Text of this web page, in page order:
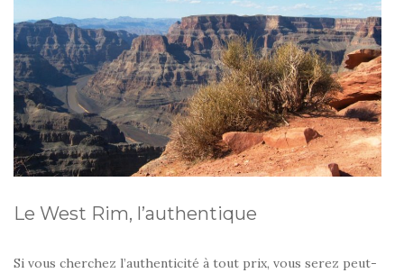
Le West Rim, l’authentique
Si vous cherchez l’authenticité à tout prix, vous serez peut-